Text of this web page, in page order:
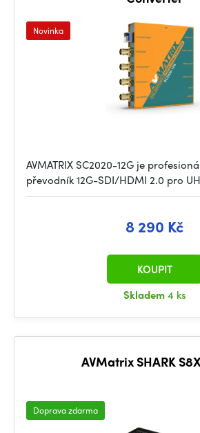
Novinka
AVMATRIX SC2020-12G je
převodník 12G-SDI/HDMI 2.0 pro
8 290 Kč
Skladem4 ks
KOUPIT
AVMatrix SHARK
Doprava zdarma